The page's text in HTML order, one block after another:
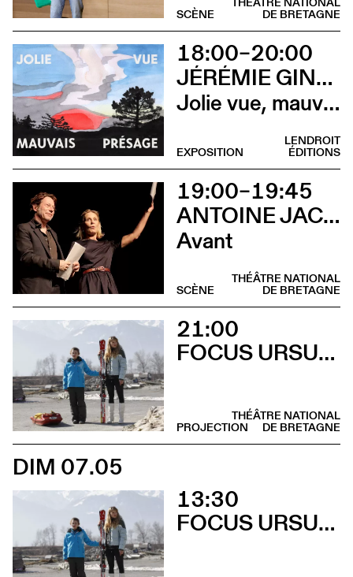
DE BRETAGNE
SCÈNE
18:00–20:00
JÉRÉMIE GINDRE
Jolie vue, mauvais présage (Vernissage)
LENDROIT
ÉDITIONS
EXPOSITION
19:00–19:45
ANTOINE JACCOUD AVEC MATHIEU AMALRIC ET MARTHE KELLER
Avant
THÉÂTRE NATIONAL
DE BRETAGNE
SCÈNE
21:00
FOCUS URSULA MEIER
THÉÂTRE NATIONAL
DE BRETAGNE
PROJECTION
DIM 07.05
13:30
FOCUS URSULA MEIER